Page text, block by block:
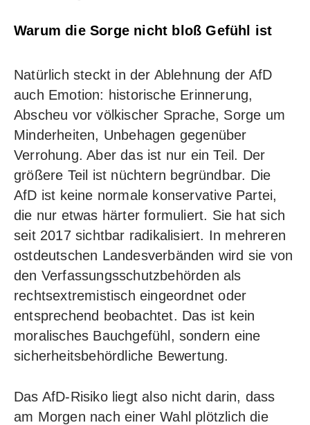
Warum die Sorge nicht bloß Gefühl ist
Natürlich steckt in der Ablehnung der AfD
auch Emotion: historische Erinnerung,
Abscheu vor völkischer Sprache, Sorge um
Minderheiten, Unbehagen gegenüber
Verrohung. Aber das ist nur ein Teil. Der
größere Teil ist nüchtern begründbar. Die
AfD ist keine normale konservative Partei,
die nur etwas härter formuliert. Sie hat sich
seit 2017 sichtbar radikalisiert. In mehreren
ostdeutschen Landesverbänden wird sie von
den Verfassungsschutzbehörden als
rechtsextremistisch eingeordnet oder
entsprechend beobachtet. Das ist kein
moralisches Bauchgefühl, sondern eine
sicherheitsbehördliche Bewertung.
Das AfD-Risiko liegt also nicht darin, dass
am Morgen nach einer Wahl plötzlich die